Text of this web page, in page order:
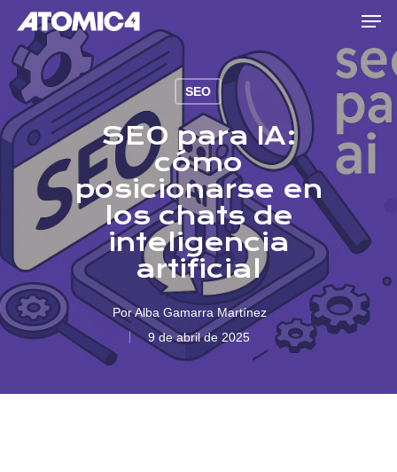
main
content
SEO
SEO para IA:
cómo
posicionarse en
los chats de
inteligencia
artificial
PorAlba Gamarra Martínez
9 de abril de 2025